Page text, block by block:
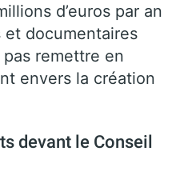
d’euros par an
et documentaires
remettre en
envers la création
devant le Conseil